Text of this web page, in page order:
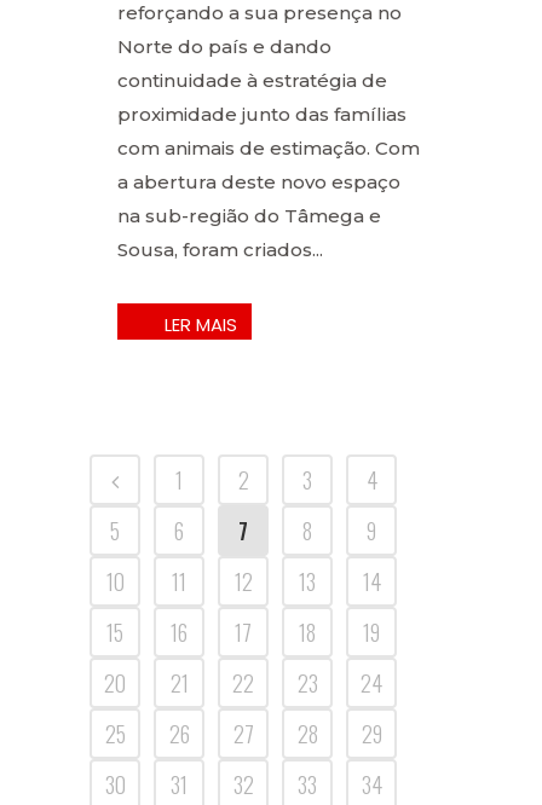
reforçando a sua presença no
Norte do país e dando
continuidade à estratégia de
proximidade junto das famílias
com animais de estimação. Com
a abertura deste novo espaço
na sub-região do Tâmega e
Sousa, foram criados...
1 2 3
4
5
6 7 8
9
10
11 12 13
14
15
16 17 18
19
20
21 22 23
24
25
26 27 28
29
30
31 32 33
34